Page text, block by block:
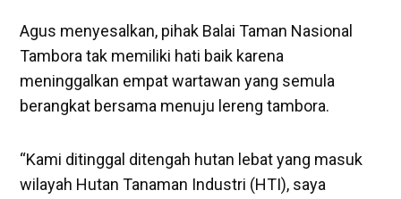
Agus menyesalkan, pihak Balai Taman Nasional
Tambora tak memiliki hati baik karena
meninggalkan empat wartawan yang semula
berangkat bersama menuju lereng tambora.
“Kami ditinggal ditengah hutan lebat yang masuk
wilayah Hutan Tanaman Industri (HTI), saya